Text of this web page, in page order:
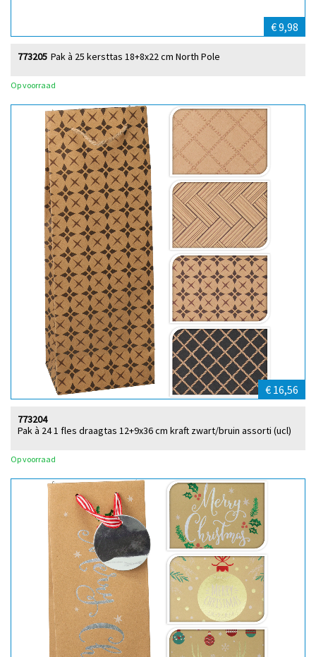
€ 9,98
Pak à 25 kersttas 18+8x22 cm North Pole
773205
Op voorraad
€ 16,56
Pak à 24 1 fles draagtas 12+9x36 cm kraft zwart/bruin assorti (ucl)
773204
Op voorraad